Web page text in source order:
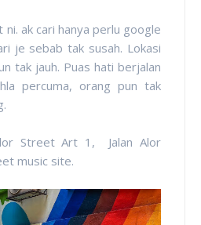
ak cari hanya perlu google
je sebab tak susah. Lokasi
tak jauh. Puas hati berjalan
percuma, orang pun tak
Street Art 1, Jalan Alor
music site.